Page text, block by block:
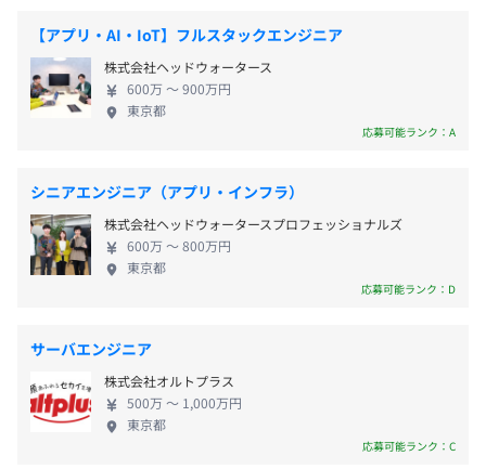
環境 ： C#、Windows Server、Oracle、GCP
業務内容： 既存システム更改における開発支援業務
工程 ： 要件定義～基本設計～詳細設計～製造～テス
ト～リリース
◎資格取得やスキルアップのために必要なことがあれば、
いつでも気軽にご相談ください！
現在、具体的な規定はありませんが、キャリアアップにつ
ながることは基本的には支援させていただいております。
意見が通りやすい環境です！
「もっとこうあるべきだ」「ここを改善したい」というご
・産前・産後休暇
・育児休暇
など
◎時代の流れや状況に合わせて、手当や制度を常に見直し
ています！
◎2025年11月には、昨今の物価高に対応するため、 生活
補助手当を新たに導入しました！
・住宅手当（東京23区：月3万円、東京23区以外・神奈
川・千葉・埼玉：月2万円、それ以外：月1万円）
・通勤手当（全額支給）
・時間外手当（固定残業20時間を超過した場合、超過分
長フェーズにあり、まさに組織の土台をつくってい
る真っ最中です。 事業拡大に伴い、この成長の勢い
をエンジニアの皆さまにも確実に還元していくた
め、体制強化を図ることとなりました。 福利厚生や
人事制度などもこれからさらに整備していく段階
ける環境があります。 会社の成長とともに、ご自身
のスキルアップや収入アップをしっかり実感でき
る、そんな「うれしい実感」を得られる環境づくり
を目指し、このたび採用を進めています。 これまで
のキャリアの中で感じてこられた 「もっとこうある
ちは、あなたが培ってきた知識・経験を心から必要
としています。 理想の組織を一緒につくり上げてい
く仲間としての参画を、ぜひお待ちしております。
【事業紹介】 ▍システムエンジニアリング事業 当社
【アプリ・AI・IoT】フルスタックエンジニア
株式会社ヘッドウォータース
600万 〜 900万円
東京都
応募可能ランク：A
シニアエンジニア（アプリ・インフラ）
株式会社ヘッドウォータースプロフェッショナルズ
600万 〜 800万円
東京都
応募可能ランク：D
サーバエンジニア
株式会社オルトプラス
500万 〜 1,000万円
東京都
応募可能ランク：C